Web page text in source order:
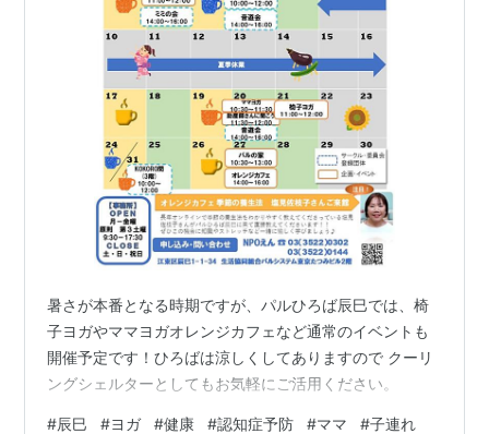
暑さが本番となる時期ですが、パルひろば辰巳では、椅
子ヨガやママヨガオレンジカフェなど通常のイベントも
開催予定です！ひろばは涼しくしてありますので クーリ
ングシェルターとしてもお気軽にご活用ください。
#辰巳 #ヨガ #健康 #認知症予防 #ママ #子連れ